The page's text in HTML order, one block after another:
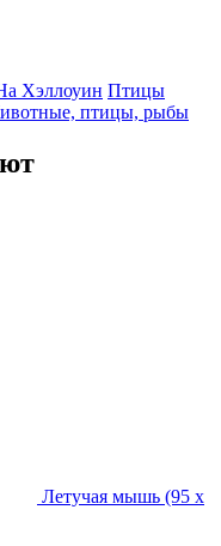
Хэллоуин Птицы
птицы, рыбы
Летучая мышь (95 х